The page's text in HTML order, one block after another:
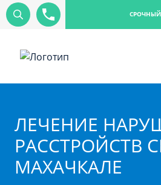
ЛЕЧЕНИЕ
РАССТРОЙСТВ
МАХАЧКАЛЕ